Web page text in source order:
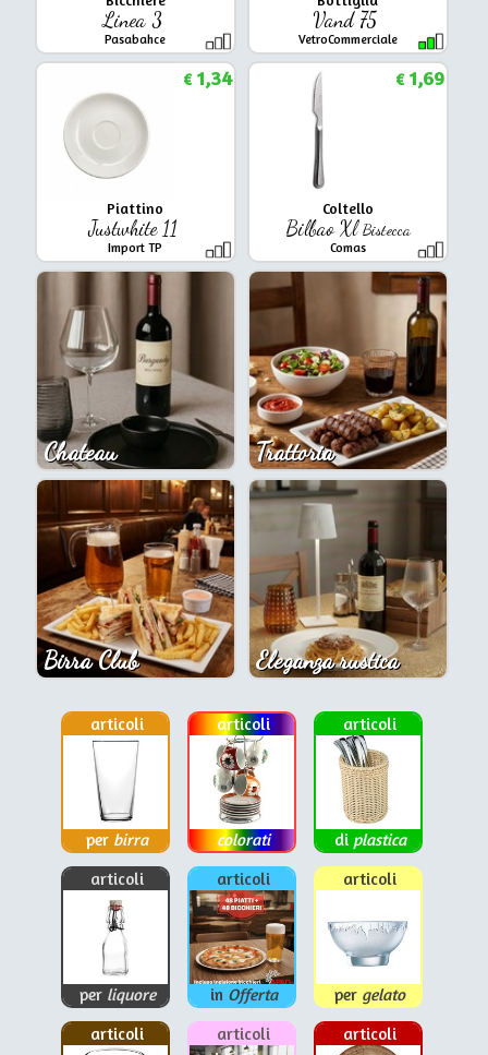
Linea 3
Pasabahce
Vand 75
VetroCommerciale
Piattino
Justwhite 11
Import TP
€1,34
Coltello
Bilbao XlBistecca
Comas
€1,69
Chateau Trattoria
Birra Club Eleganza rustica
articoli
per birra
articoli
colorati
articoli
di plastica
articoli
per liquore
articoli
in Offerta
articoli
per gelato
articoli
articoli articoli